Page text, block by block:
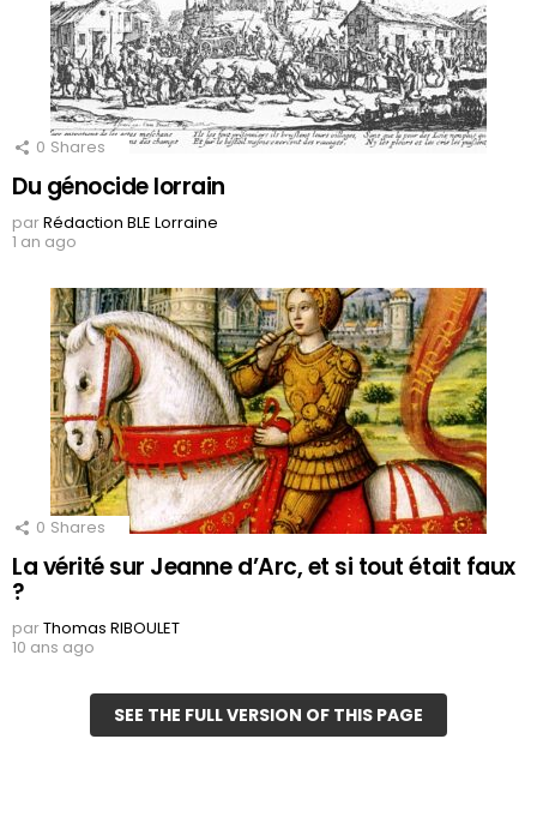
0 Shares
Du génocide lorrain
parRédaction BLE Lorraine
1 an ago
0 Shares
La vérité sur Jeanne d’Arc, et si tout était faux
?
parThomas RIBOULET
10 ans ago
SEE THE FULL VERSION OF THIS PAGE